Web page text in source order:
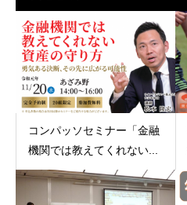
コンパッソセミナー「金融
機関では教えてくれない...